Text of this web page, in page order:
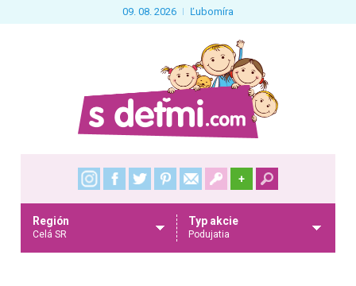
09. 08. 2026 Ľubomíra
+
Región
Celá SR
Typ akcie
Podujatia